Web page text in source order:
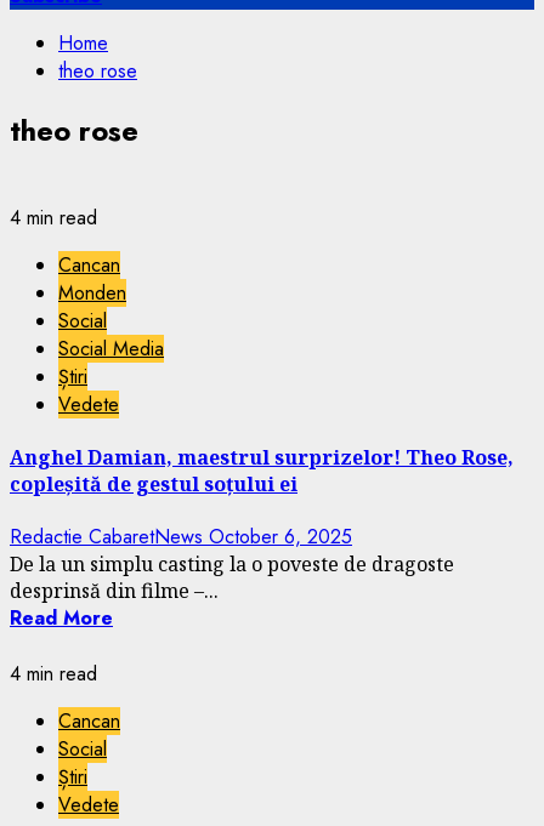
Home
theo rose
theo rose
4 min read
Cancan
Monden
Social
Social Media
Știri
Vedete
Anghel Damian, maestrul surprizelor! Theo Rose,
copleșită de gestul soțului ei
Redactie CabaretNews October 6, 2025
De la un simplu casting la o poveste de dragoste
desprinsă din filme –...
Read More
4 min read
Cancan
Social
Știri
Vedete